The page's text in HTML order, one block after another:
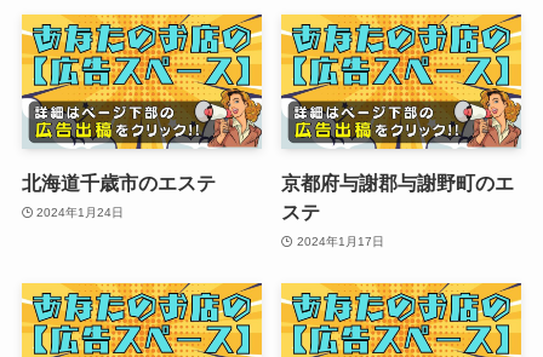
北海道千歳市のエステ
2024年1月24日
京都府与謝郡与謝野町のエ
ステ
2024年1月17日